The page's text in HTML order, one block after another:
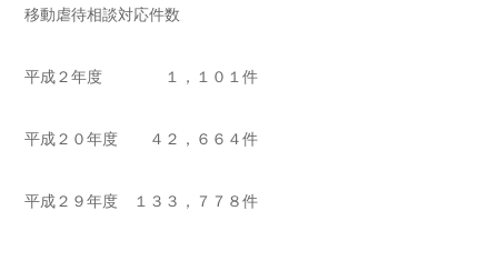
移動虐待相談対応件数
平成２年度 １，１０１件
平成２０年度 ４２，６６４件
平成２９年度 １３３，７７８件